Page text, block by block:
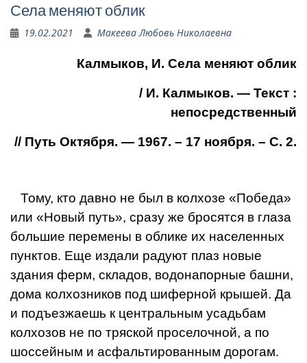
Села меняют облик
19.02.2021 Макеева Любовь Николаевна
Калмыков, И. Села меняют облик
/ И. Калмыков. — Текст :
непосредственный
// Путь Октября. — 1967. – 17 ноября. – С. 2.
Тому, кто давно не был в колхозе «Победа»
или «Новый путь», сразу же бросят­ся в глаза
большие переме­ны в облике их населенных
пунктов. Еще издали радуют плаз новые
здания ферм, складов, водонапорные баш­ни,
дома колхозников под шиферной крышей. Да
и подъезжаешь к центральным усадьбам
колхозов не по тря­ской проселочной, а по
шос­сейным и асфальтированным дорогам.